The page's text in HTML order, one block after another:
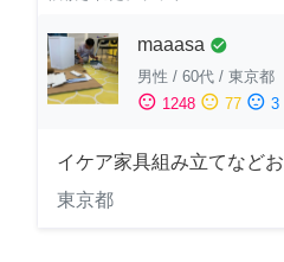
maaasa check_circle
男性 / 60代 / 東京都
sentiment_satisfied 1248 sentiment_neutral 77 sentiment_dissatisfied 3
イケア家具組み立てなど
東京都